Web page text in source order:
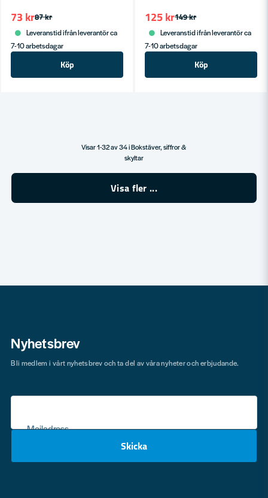
87 kr
73 kr
Leveranstid ifrån leverantör ca
7-10 arbetsdagar
Köp
149 kr
125 kr
Leveranstid ifrån leverantör ca
7-10 arbetsdagar
Köp
Visar 1-32 av 34 i Bokstäver, siffror &
skyltar
Visa fler ...
Nyhetsbrev
Mejladress
Skicka
Bli medlem i vårt nyhetsbrev och ta del av våra nyheter och erbjudande.